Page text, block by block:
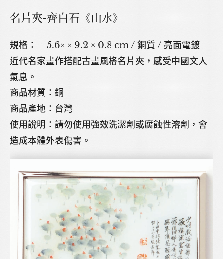
名片夾-齊白石《山水》
規格： 5.6× × 9.2 × 0.8 cm / 銅質 / 亮面電鍍
近代名家畫作搭配古畫風格名片夾，感受中國文人
氣息。
商品材質：銅
商品產地：台灣
使用說明：請勿使用強效洗潔劑或腐蝕性溶劑，會
造成本體外表傷害。